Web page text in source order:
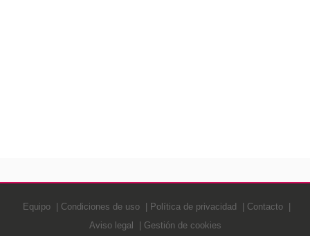
Equipo Condiciones de uso Política de privacidad
Contacto
Aviso legal
Gestión de cookies